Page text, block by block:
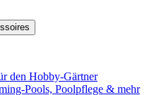
den Hobby-Gärtner
Pools, Poolpflege & mehr